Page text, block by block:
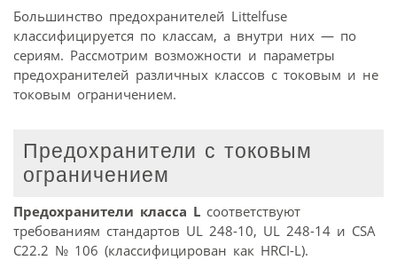
Большинство предохранителей Littelfuse
классифицируется по классам, а внутри них — по
сериям. Рассмотрим возможности и параметры
предохранителей различных классов с токовым и не
токовым ограничением.
Предохранители с токовым
ограничением
Предохранители класса L соответствуют
требованиям стандартов UL 248-10, UL 248-14 и CSA
C22.2 № 106 (классифицирован как HRCI-L).